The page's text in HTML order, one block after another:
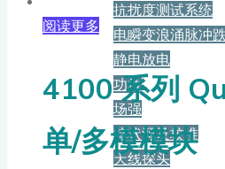
抗扰度测试系统
电瞬变浪涌脉冲
静电放电
功放
场强
梳状源及校准
天线探头
阅读更多
4100 系列
单/多模模块